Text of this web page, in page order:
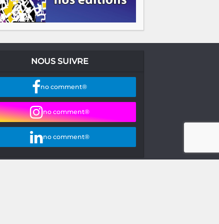
NOUS SUIVRE
no comment®
no comment®
no comment®